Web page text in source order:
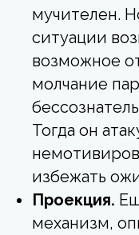
мучителен.
ситуации
возможное
молчание
Тогда он
избежать
Проекция.
механизм,